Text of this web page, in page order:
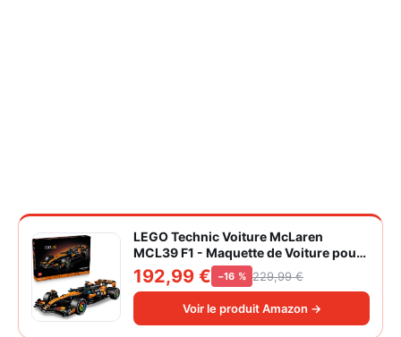
LEGO Technic Voiture McLaren
MCL39 F1 - Maquette de Voiture pour
Adulte - Set de Construction Formule 1
Collector - Moteur V6 & Différentiel -
Idée Cadeau pour Fans de Sport
Automobile 42228
192,99 € −16 % 229,99 €
Voir le produit Amazon →